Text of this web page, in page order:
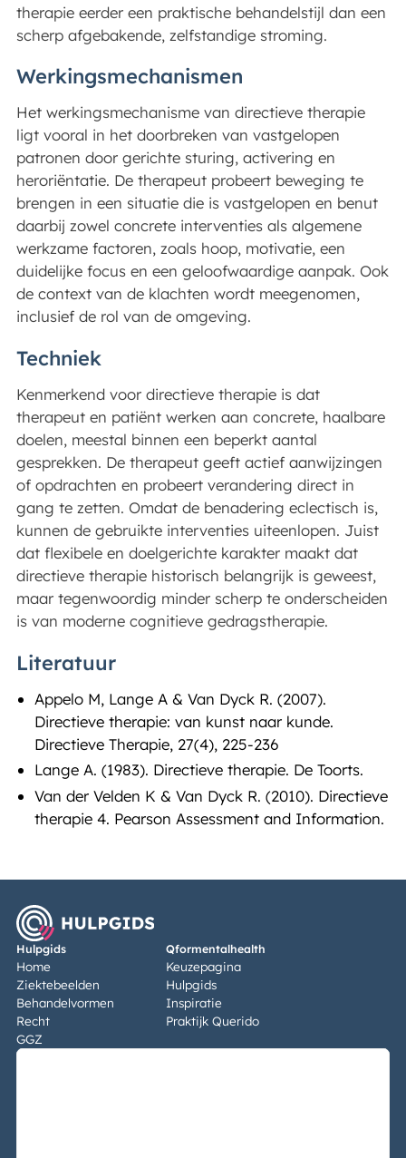
therapie eerder een praktische behandelstijl dan een
scherp afgebakende, zelfstandige stroming.
Werkingsmechanismen
Het werkingsmechanisme van directieve therapie
ligt vooral in het doorbreken van vastgelopen
patronen door gerichte sturing, activering en
heroriëntatie. De therapeut probeert beweging te
brengen in een situatie die is vastgelopen en benut
daarbij zowel concrete interventies als algemene
werkzame factoren, zoals hoop, motivatie, een
duidelijke focus en een geloofwaardige aanpak. Ook
de context van de klachten wordt meegenomen,
inclusief de rol van de omgeving.
Techniek
Kenmerkend voor directieve therapie is dat
therapeut en patiënt werken aan concrete, haalbare
doelen, meestal binnen een beperkt aantal
gesprekken. De therapeut geeft actief aanwijzingen
of opdrachten en probeert verandering direct in
gang te zetten. Omdat de benadering eclectisch is,
kunnen de gebruikte interventies uiteenlopen. Juist
dat flexibele en doelgerichte karakter maakt dat
directieve therapie historisch belangrijk is geweest,
maar tegenwoordig minder scherp te onderscheiden
is van moderne cognitieve gedragstherapie.
Literatuur
Appelo M, Lange A & Van Dyck R. (2007).
Directieve therapie: van kunst naar kunde.
Directieve Therapie, 27(4), 225-236
Lange A. (1983). Directieve therapie. De Toorts.
Van der Velden K & Van Dyck R. (2010). Directieve
therapie 4. Pearson Assessment and Information.
Hulpgids
Home
Ziektebeelden
Behandelvormen
Recht
GGZ
Qformentalhealth
Keuzepagina
Hulpgids
Inspiratie
Praktijk Querido